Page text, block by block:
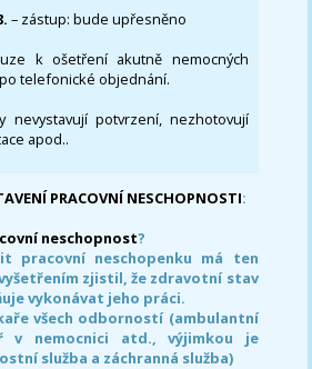
– zástup: bude upřesněno
k ošetření akutně nemocných
telefonické objednání.
nevystavují potvrzení, nezhotovují
apod..
PRACOVNÍ NESCHOPNOSTI:
neschopnost?
pracovní neschopenku má ten
zjistil, že zdravotní stav
vykonávat jeho práci.
všech odborností (ambulantní
v nemocnici atd., výjimkou je
služba a záchranná služba)